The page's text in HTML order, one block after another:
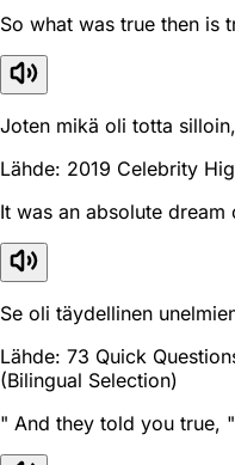
So what was true then is
Joten mikä oli totta
Lähde: 2019 Celebrity
It was an absolute dream
Se oli täydellinen
Lähde: 73 Quick
(Bilingual Selection)
" And they told you true,